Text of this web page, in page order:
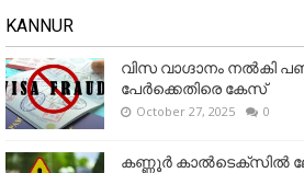
KANNUR
വിസ വാഗ്ദാനം നൽകി
പേർക്കെതിരെ കേസ്
October 27, 2025 0
കണ്ണൂര്‍ കാല്‍ടെക്‌സില്‍